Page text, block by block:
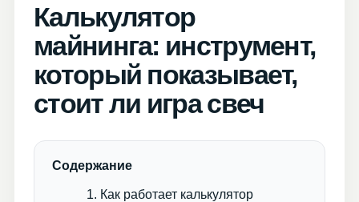
Калькулятор
майнинга: инструмент,
который показывает,
стоит ли игра свеч
Содержание
Как работает калькулятор